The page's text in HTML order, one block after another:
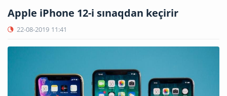
Apple iPhone 12-i sınaqdan keçirir
22-08-2019 11:41